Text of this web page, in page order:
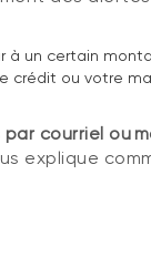
à un certain
crédit ou votre
courriel ou
explique